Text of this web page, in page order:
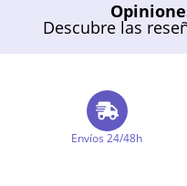
Descubre las
Envíos 24/48h